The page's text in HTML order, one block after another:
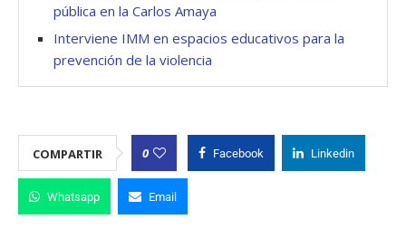
pública en la Carlos Amaya
Interviene IMM en espacios educativos para la
prevención de la violencia
COMPARTIR 0 Facebook Linkedin
Whatsapp Email